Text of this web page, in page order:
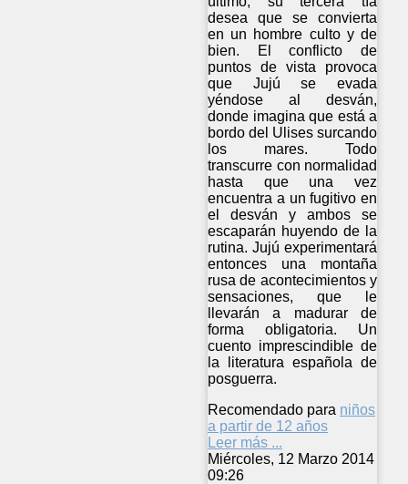
desea que se convierta
en un hombre culto y de
bien. El conflicto de
puntos de vista provoca
que Jujú se evada
yéndose al desván,
donde imagina que está a
bordo del Ulises surcando
los mares. Todo
transcurre con normalidad
hasta que una vez
encuentra a un fugitivo en
el desván y ambos se
escaparán huyendo de la
rutina. Jujú experimentará
entonces una montaña
rusa de acontecimientos y
sensaciones, que le
llevarán a madurar de
forma obligatoria. Un
cuento imprescindible de
la literatura española de
posguerra.
Recomendado para niños
a partir de 12 años
Leer más ...
Miércoles, 12 Marzo 2014
09:26